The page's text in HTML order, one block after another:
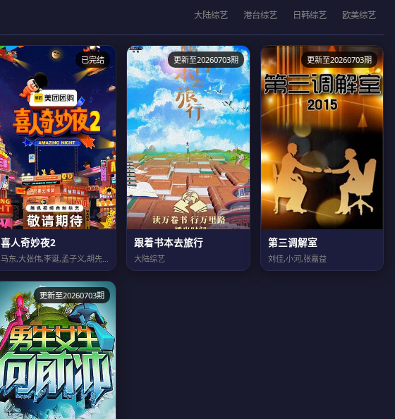
大陆综艺 港台综艺 日韩综艺 欧美综艺
已完结
喜人奇妙夜2
马东,大张伟,李诞,孟子义,胡先煦,张若昀,刘旸,吕严,土豆,王天放,滕哲,蒋龙...
更新至20260703期
跟着书本去旅行
大陆综艺
更新至20260703期
第三调解室
刘佳,小河,张嘉益
更新至20260703期